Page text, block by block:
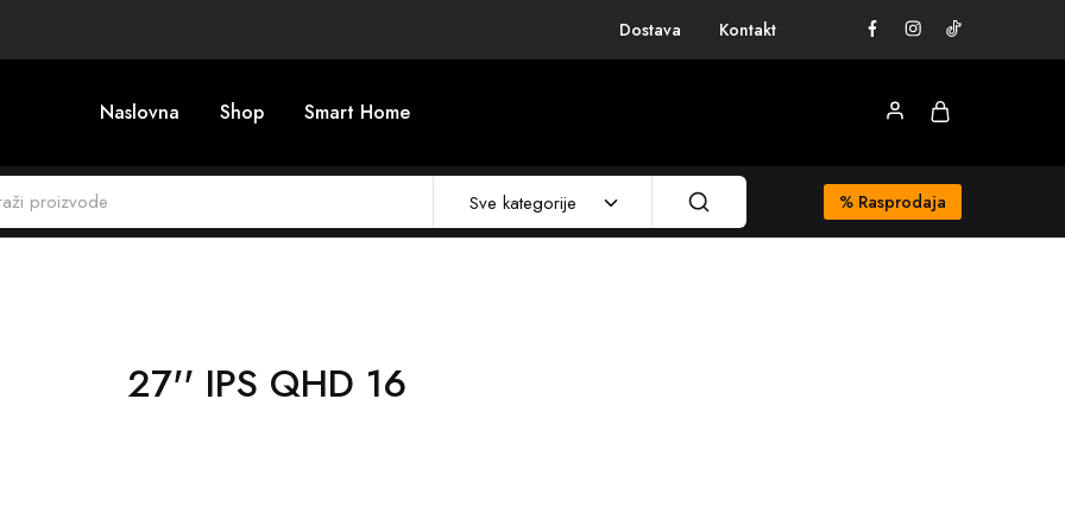
Dostava Kontakt
Naslovna Shop Smart Home
Sve kategorije % Rasprodaja
27'' IPS QHD 16